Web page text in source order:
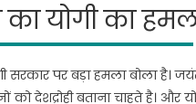
योगी का
पर बड़ा हमला बोला है।
बताना चाहते है। और